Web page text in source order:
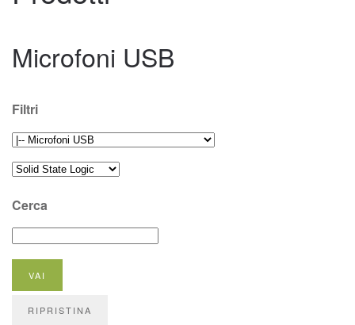
Microfoni USB
Filtri
Cerca